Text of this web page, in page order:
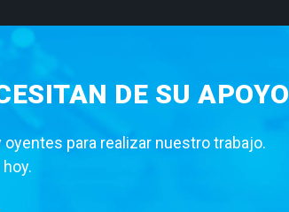
DE SU APOYO
para realizar nuestro trabajo.